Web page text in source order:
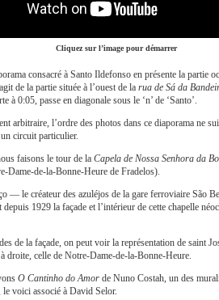
Cliquez sur l’image pour démarrer
consacré à Santo Ildefonso en présente la partie
de la partie située à l’ouest de la rua de Sá da
à 0:05, passe en diagonale sous le ‘n’ de ‘Santo’.
arbitraire, l’ordre des photos dans ce diaporama ne
circuit particulier.
faisons le tour de la Capela de Nossa Senhora da
Dame-de-la-Bonne-Heure de Fradelos).
— le créateur des azuléjos de la gare ferroviaire São
1929 la façade et l’intérieur de cette chapelle
de la façade, on peut voir la représentation de saint
à droite, celle de Notre-Dame-de-la-Bonne-Heure.
O Cantinho do Amor de Nuno Costah, un des
voici associé à David Selor.